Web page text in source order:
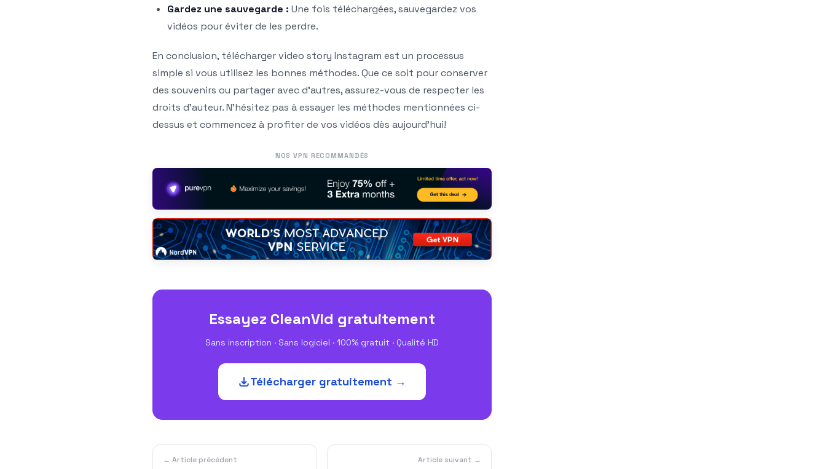
Gardez une sauvegarde : Une fois téléchargées, sauvegardez vos
vidéos pour éviter de les perdre.
En conclusion, télécharger video story Instagram est un processus
simple si vous utilisez les bonnes méthodes. Que ce soit pour conserver
des souvenirs ou partager avec d’autres, assurez-vous de respecter les
droits d’auteur. N’hésitez pas à essayer les méthodes mentionnées ci-
dessus et commencez à profiter de vos vidéos dès aujourd’hui!
NOS VPN RECOMMANDÉS
Essayez CleanVid gratuitement
Sans inscription · Sans logiciel · 100% gratuit · Qualité HD
Télécharger gratuitement →
← Article précédent Article suivant →